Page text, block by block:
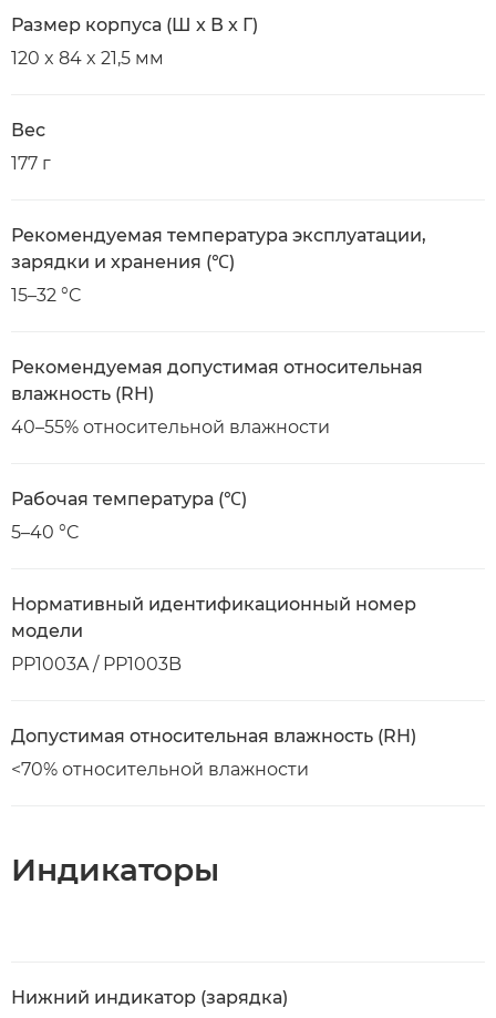
Размер корпуса (Ш x В x Г)
120 x 84 x 21,5 мм
Вес
177 г
Рекомендуемая температура эксплуатации,
зарядки и хранения (℃)
15–32 °C
Рекомендуемая допустимая относительная
влажность (RH)
40–55% относительной влажности
Рабочая температура (℃)
5–40 °C
Нормативный идентификационный номер
модели
PP1003A / PP1003B
Допустимая относительная влажность (RH)
<70% относительной влажности
Индикаторы
Нижний индикатор (зарядка)